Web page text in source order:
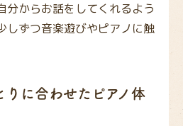
分からお話をしてくれるよう
しずつ音楽遊びやピアノに触
りに合わせたピアノ体